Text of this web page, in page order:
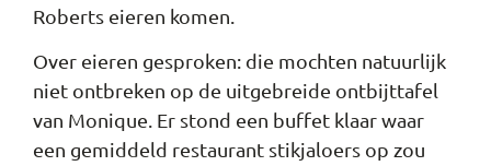
Roberts eieren komen.
Over eieren gesproken: die mochten natuurlijk
niet ontbreken op de uitgebreide ontbijttafel
van Monique. Er stond een buffet klaar waar
een gemiddeld restaurant stikjaloers op zou